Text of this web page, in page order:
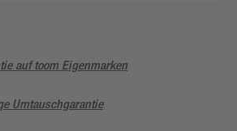
auf toom Eigenmarken
Umtauschgarantie